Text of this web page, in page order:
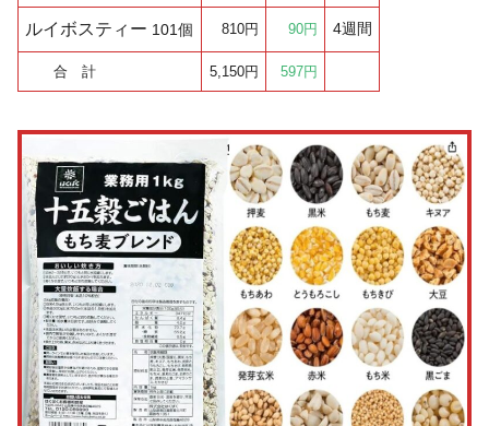
ルイボスティー 101個 810円 90円 4週間
合 計 5,150円 597円